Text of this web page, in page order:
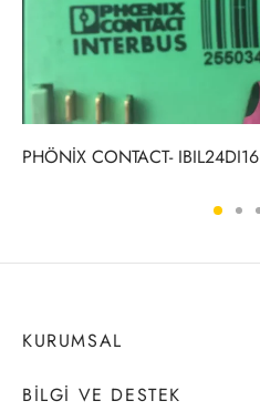
PHÖNİX CONTACT- IBIL24DI16
KURUMSAL
BILGI VE DESTEK